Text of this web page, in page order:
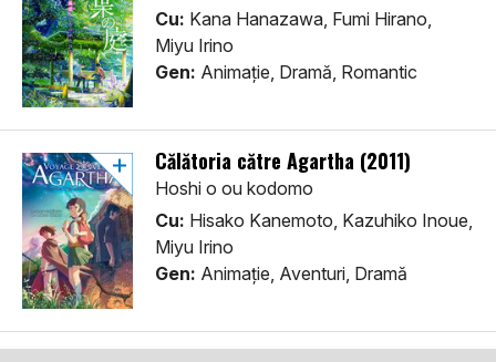
Cu: Kana Hanazawa, Fumi Hirano,
Miyu Irino
Gen: Animaţie, Dramă, Romantic
Călătoria către Agartha (2011)
Hoshi o ou kodomo
Cu: Hisako Kanemoto, Kazuhiko Inoue,
Miyu Irino
Gen: Animaţie, Aventuri, Dramă